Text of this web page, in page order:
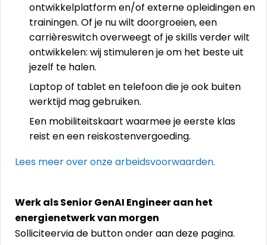
ontwikkelplatform en/of externe opleidingen en
trainingen. Of je nu wilt doorgroeien, een
carrièreswitch overweegt of je skills verder wilt
ontwikkelen: wij stimuleren je om het beste uit
jezelf te halen.
Laptop of tablet en telefoon die je ook buiten
werktijd mag gebruiken.
Een mobiliteitskaart waarmee je eerste klas
reist en een reiskostenvergoeding.
Lees meer over onze arbeidsvoorwaarden.
Werk als Senior GenAI Engineer aan het
energienetwerk van morgen
Solliciteervia de button onder aan deze pagina.